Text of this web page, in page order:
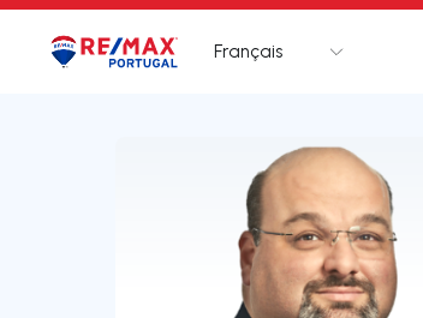
Logo Aller à la page d’accueil
Français